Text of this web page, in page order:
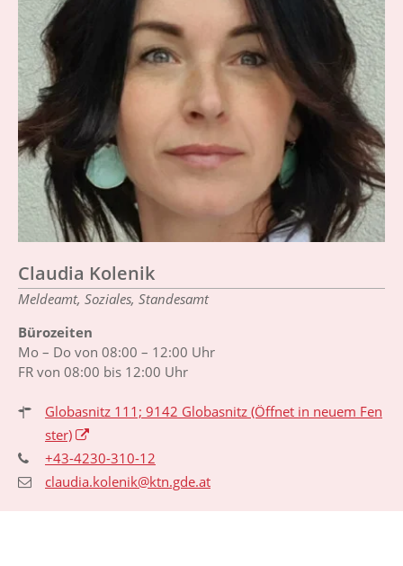
Claudia Kolenik
Meldeamt, Soziales, Standesamt
Bürozeiten
Mo – Do von 08:00 – 12:00 Uhr
FR von 08:00 bis 12:00 Uhr
Globasnitz 111; 9142 Globasnitz (Öffnet in neuem Fen
ster)
+43-4230-310-12
claudia.kolenik@ktn.gde.at